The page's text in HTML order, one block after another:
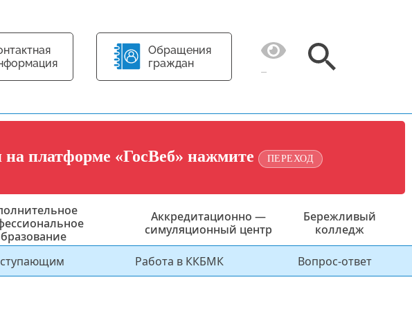
Обращения
граждан
на платформе «ГосВеб» нажмите ПЕРЕХОД
Аккредитационно —
симуляционный центр
Бережливый
колледж
Работа в ККБМК Вопрос-ответ